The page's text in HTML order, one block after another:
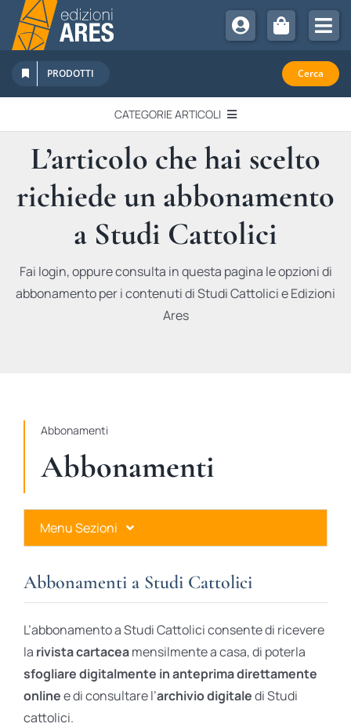
Salta
contenuto
Chi Siamo
Sostienici
Abbonamenti
Promozioni
Newsletter
PRODOTTI Cerca
CATEGORIE ARTICOLI
EDITORIALI
IN QUESTO NUMERO
RECENSIONI
L’articolo che hai scelto
richiede un abbonamento
a Studi Cattolici
Fai login, oppure consulta in questa pagina le opzioni di
abbonamento per i contenuti di Studi Cattolici e Edizioni
Ares
Abbonamenti
Abbonamenti
Menu Sezioni
Ares Gold
Ares Digital
Ares Gift Card
Abbonamenti a Studi Cattolici
L’abbonamento a Studi Cattolici consente di ricevere
la rivista cartaceamensilmente a casa, di poterla
sfogliare digitalmente in anteprima direttamente
onlinee di consultare l’archivio digitaledi Studi
cattolici.